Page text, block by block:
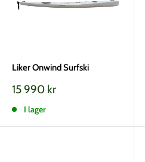
Liker Onwind Surfski
Vårt
15 990 kr
I lager